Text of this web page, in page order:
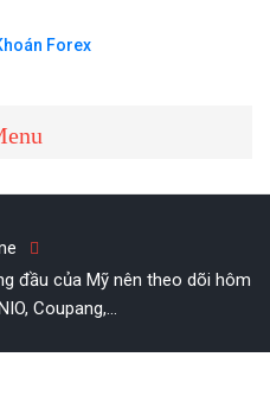
đầu của Mỹ nên theo dõi hôm
Coupang,…